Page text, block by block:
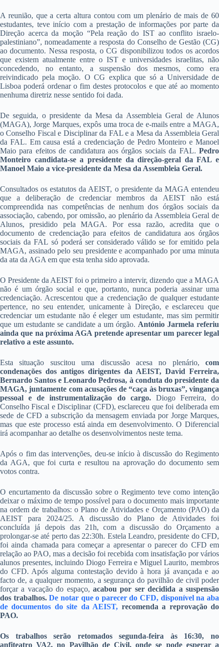
A reunião, que a certa altura contou com um plenário de mais de 60
estudantes, teve início com a prestação de informações por parte da
Direção acerca da moção “Pela reação do IST ao conflito israelo-
palestiniano”, nomeadamente a resposta do Conselho de Gestão (CG)
ao documento. Nessa resposta, o CG disponibilizou todos os acordos
que existem atualmente entre o IST e universidades israelitas, não
concedendo, no entanto, a suspensão dos mesmos, como era
reivindicado pela moção. O CG explica que só a Universidade de
Lisboa poderá ordenar o fim destes protocolos e que até ao momento
nenhuma diretriz nesse sentido foi dada.
De seguida, o presidente da Mesa da Assembleia Geral de Alunos
(MAGA), Jorge Marques, expôs uma troca de e-mails entre a MAGA,
o Conselho Fiscal e Disciplinar da FAL e a Mesa da Assembleia Geral
da FAL. Em causa está a credenciação de Pedro Monteiro e Manoel
Maio para efeitos de candidatura aos órgãos sociais da FAL. Pedro
Monteiro candidata-se a presidente da direção-geral da FAL e
Manoel Maio a vice-presidente da Mesa da Assembleia Geral.
Consultados os estatutos da AEIST, o presidente da MAGA entendeu
que a deliberação de credenciar membros da AEIST não está
compreendida nas competências de nenhum dos órgãos sociais da
associação, cabendo, por omissão, ao plenário da Assembleia Geral de
Alunos, presidido pela MAGA. Por essa razão, acredita que o
documento de credenciação para efeitos de candidatura aos órgãos
sociais da FAL só poderá ser considerado válido se for emitido pela
MAGA, assinado pelo seu presidente e acompanhado por uma minuta
da ata da AGA em que esta tenha sido aprovada.
O Presidente da AEIST foi o primeiro a intervir, dizendo que a MAGA
não é um órgão social e que, portanto, nunca poderia assinar uma
credenciação. Acrescentou que a credenciação de qualquer estudante
pertence, no seu entender, unicamente à Direção, e esclareceu que
credenciar um estudante não é eleger um estudante, mas sim permitir
que um estudante se candidate a um órgão. António Jarmela referiu
ainda que na próxima AGA pretende apresentar um parecer legal
relativo a este assunto.
Esta situação suscitou uma discussão acesa no plenário, com
condenações dos antigos dirigentes da AEIST, David Ferreira,
Bernardo Santos e Leonardo Pedrosa, à conduta do presidente da
MAGA, juntamente com acusações de “caça às bruxas”, vingança
pessoal e de instrumentalização do cargo.Diogo Ferreira, do
Conselho Fiscal e Disciplinar (CFD), esclareceu que foi deliberada em
sede de CFD a subscrição da mensagem enviada por Jorge Marques,
mas que este processo está ainda em desenvolvimento. O Diferencial
irá acompanhar ao detalhe os desenvolvimentos neste tema.
Após o fim das intervenções, deu-se início à discussão do Regimento
da AGA, que foi curta e resultou na aprovação do documento sem
votos contra.
O encurtamento da discussão sobre o Regimento teve como intenção
deixar o máximo de tempo possível para o documento mais importante
na ordem de trabalhos: o Plano de Atividades e Orçamento (PAO) da
AEIST para 2024/25. A discussão do Plano de Atividades foi
concluída já depois das 21h, com a discussão do Orçamento a
prolongar-se até perto das 22:30h. Estela Leandro, presidente do CFD,
foi ainda chamada para começar a apresentar o parecer do CFD em
relação ao PAO, mas a decisão foi recebida com insatisfação por vários
alunos presentes, incluindo Diogo Ferreira e Miguel Laurito, membros
do CFD. Após alguma contestação devido à hora já avançada e ao
facto de, a qualquer momento, a segurança do pavilhão de civil poder
forçar a vacação do espaço, acabou por ser decidida a suspensão
dos trabalhos.De notar que o parecer do CFD, disponível na aba
de documentos do site da AEIST, recomenda a reprovação do
PAO.
Os trabalhos serão retomados segunda-feira às 16:30, no
anfiteatro VA2, no Pavilhão de Civil, onde se pode esperar a